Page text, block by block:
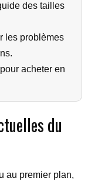
des tailles
les problèmes
acheter en
du
au premier plan,